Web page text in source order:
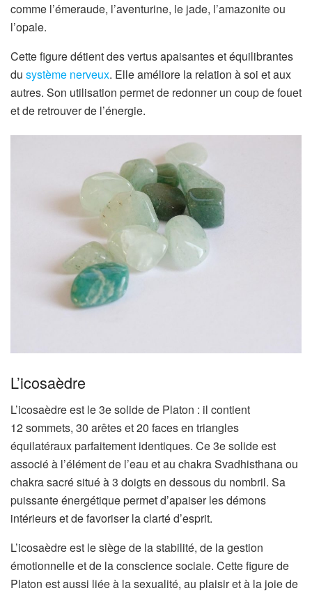
comme l’émeraude, l’aventurine, le jade, l’amazonite ou
l’opale.
Cette figure détient des vertus apaisantes et équilibrantes
du système nerveux. Elle améliore la relation à soi et aux
autres. Son utilisation permet de redonner un coup de fouet
et de retrouver de l’énergie.
L’icosaèdre
L’icosaèdre est le 3e solide de Platon : il contient
12 sommets, 30 arêtes et 20 faces en triangles
équilatéraux parfaitement identiques. Ce 3e solide est
associé à l’élément de l’eau et au chakraSvadhisthana ou
chakrasacré situé à 3 doigts en dessous du nombril. Sa
puissante énergétique permet d’apaiser les démons
intérieurs et de favoriser la clarté d’esprit.
L’icosaèdre est le siège de la stabilité, de la gestion
émotionnelle et de la conscience sociale. Cette figure de
Platon est aussi liée à la sexualité, au plaisir et à la joie de